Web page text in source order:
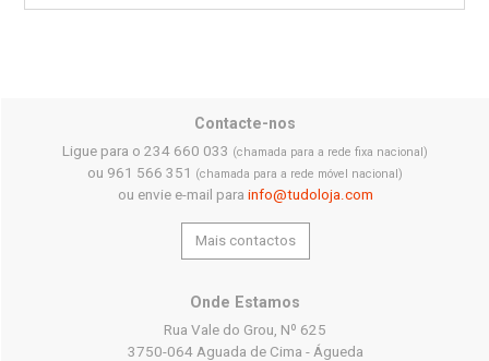
Contacte-nos
Ligue para o 234 660 033 (chamada para a rede fixa nacional)
ou 961 566 351 (chamada para a rede móvel nacional)
ou envie e-mail para info@tudoloja.com
Mais contactos
Onde Estamos
Rua Vale do Grou, Nº 625
3750-064 Aguada de Cima - Águeda